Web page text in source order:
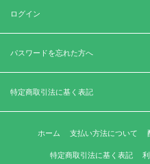
ログイン
パスワードを忘れた方へ
特定商取引法に基く表記
ホーム 支払い方法について
特定商取引法に基く表記